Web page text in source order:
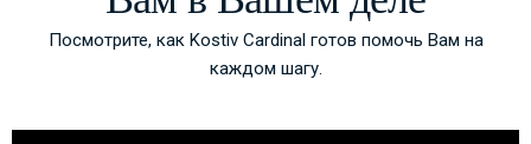
Посмотрите, как Kostiv Cardinal готов помочь Вам на
каждом шагу.